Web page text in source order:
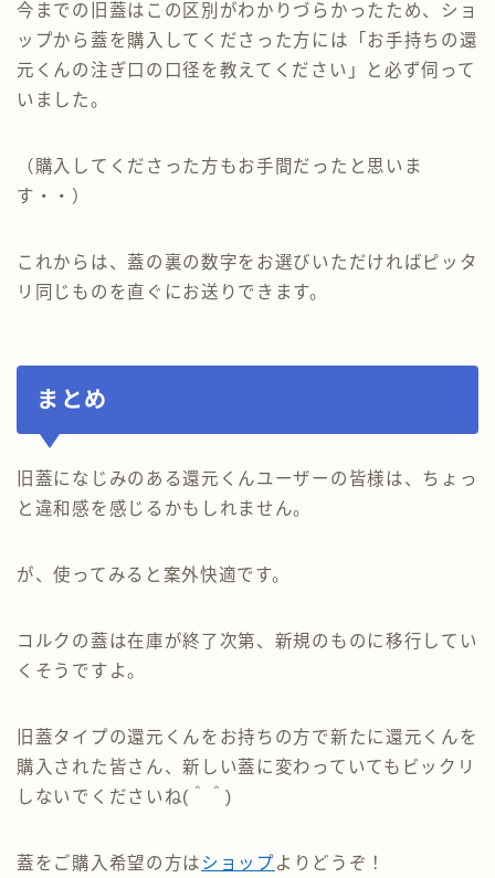
今までの旧蓋はこの区別がわかりづらかったため、ショ
ップから蓋を購入してくださった方には「お手持ちの還
元くんの注ぎ口の口径を教えてください」と必ず伺って
いました。
（購入してくださった方もお手間だったと思いま
す・・）
これからは、蓋の裏の数字をお選びいただければピッタ
リ同じものを直ぐにお送りできます。
まとめ
旧蓋になじみのある還元くんユーザーの皆様は、ちょっ
と違和感を感じるかもしれません。
が、使ってみると案外快適です。
コルクの蓋は在庫が終了次第、新規のものに移行してい
くそうですよ。
旧蓋タイプの還元くんをお持ちの方で新たに還元くんを
購入された皆さん、新しい蓋に変わっていてもビックリ
しないでくださいね(＾＾)
蓋をご購入希望の方はショップよりどうぞ！